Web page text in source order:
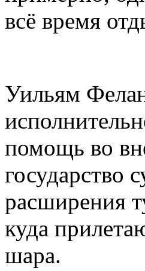
всё время
Уильям
помощь во
государство
расширения
куда
шара.